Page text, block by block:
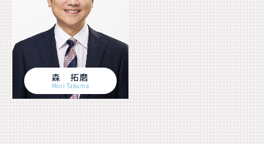
森 拓磨
Mori Takuma